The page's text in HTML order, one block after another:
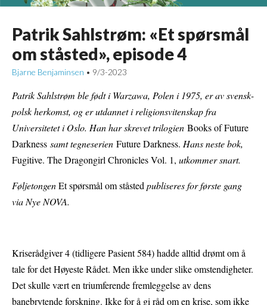
Patrik Sahlstrøm: «Et spørsmål
om ståsted», episode 4
Bjarne Benjaminsen • 9/3-2023
Patrik Sahlstrøm ble født i Warzawa, Polen i 1975, er av svensk-
polsk herkomst, og er utdannet i religionsvitenskap fra
Universitetet i Oslo. Han har skrevet trilogien Books of Future
Darkness samt tegneserien Future Darkness. Hans neste bok,
Fugitive. The Dragongirl Chronicles Vol. 1, utkommer snart.
FøljetongenEt spørsmål om ståstedpubliseres for første gang
via Nye NOVA.
Kriserådgiver 4 (tidligere Pasient 584) hadde alltid drømt om å
tale for det Høyeste Rådet. Men ikke under slike omstendigheter.
Det skulle vært en triumferende fremleggelse av dens
banebrytende forskning. Ikke for å gi råd om en krise, som ikke